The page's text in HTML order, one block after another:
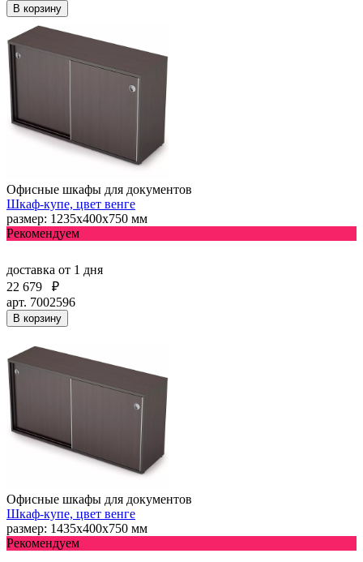
В корзину
Офисные шкафы для документов
Шкаф-купе, цвет венге
размер: 1235х400х750 мм
Рекомендуем
доставка от 1 дня
22 679
₽
арт. 7002596
В корзину
Офисные шкафы для документов
Шкаф-купе, цвет венге
размер: 1435х400х750 мм
Рекомендуем